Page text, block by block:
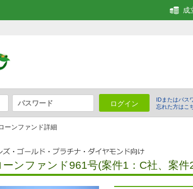
成
ログイン
IDまたはパス
忘れた方はこ
ーンファンド詳細
ンファンド961号(案件1：C社、案件